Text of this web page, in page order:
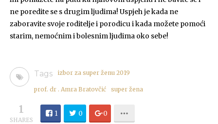
ne poredite se s drugim ljudima! Uspjeh je kada ne
zaboravite svoje roditelje i porodicu i kada možete pomoći
starim, nemoćnim i bolesnim ljudima oko sebe!
Tags izbor za super ženu 2019
prof. dr . Amra Bratovčić super žena
1
SHARES
1 0 0